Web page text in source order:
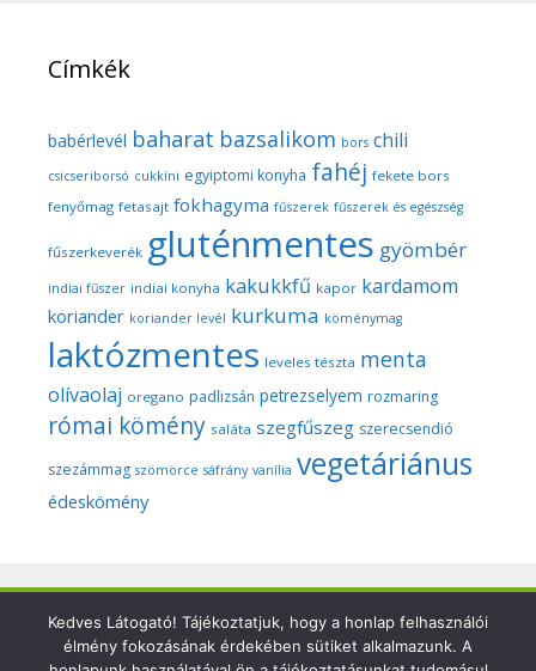
Címkék
babérlevél baharat bazsalikom bors chili
csicseriborsó cukkíni egyiptomi konyha fahéj fekete bors
fenyőmag fetasajt fokhagyma fűszerek fűszerek és egészség
fűszerkeverék gluténmentes gyömbér
indiai fűszer indiai konyha kakukkfű kapor kardamom
koriander koriander levél kurkuma köménymag
laktózmentes leveles tészta menta
olívaolaj oregano padlizsán petrezselyem rozmaring
római kömény saláta szegfűszeg szerecsendió
szezámmag szömörce sáfrány vanília vegetáriánus
édeskömény
Copyright © 2026 Szegedi Fűszeres - Minden fotó és anyag
ezen a weboldalon a szerző (Dr. Nyári Zsuzsa) kizárólagos
Kedves Látogató! Tájékoztatjuk, hogy a honlap felhasználói
élmény fokozásának érdekében sütiket alkalmazunk. A